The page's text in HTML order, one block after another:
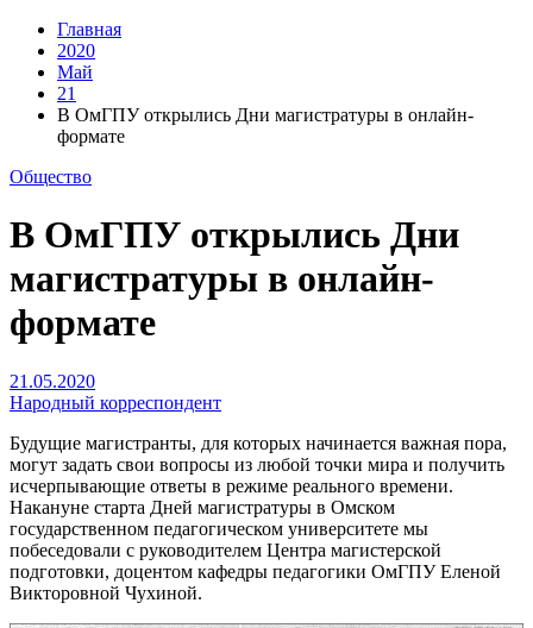
Главная
2020
Май
21
В ОмГПУ открылись Дни магистратуры в онлайн-
формате
Общество
В ОмГПУ открылись Дни
магистратуры в онлайн-
формате
21.05.2020
Народный корреспондент
Будущие магистранты, для которых начинается важная пора,
могут задать свои вопросы из любой точки мира и получить
исчерпывающие ответы в режиме реального времени.
Накануне старта Дней магистратуры в Омском
государственном педагогическом университете мы
побеседовали с руководителем Центра магистерской
подготовки, доцентом кафедры педагогики ОмГПУ Еленой
Викторовной Чухиной.